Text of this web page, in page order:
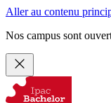
Aller au contenu
Nos campus sont